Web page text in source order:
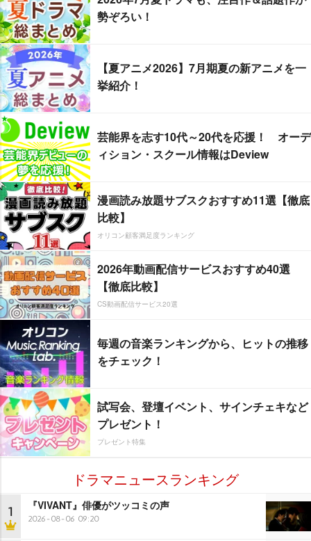
勢ぞろい！
【夏アニメ2026】7月期夏の新アニメを一
挙紹介！
芸能界を志す10代～20代を応援！ オーデ
ィション・スクール情報はDeview
漫画読み放題サブスクおすすめ11選【徹底
比較】
オリコン顧客満足度ランキング
2026年動画配信サービスおすすめ40選
【徹底比較】
CS動画配信サービス20選
毎週の音楽ランキングから、ヒットの推移
をチェック！
試写会、登壇イベント、サインチェキなど
プレゼント！
プレゼント特集
ドラマニュースランキング
1 『VIVANT』俳優がツッコミの声
2026-08-06 09:20